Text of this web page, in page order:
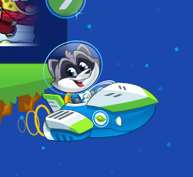
SPONGEBOB:
THE GREAT
SNAIL RACE
NICK FOOTBALL
STARS 2